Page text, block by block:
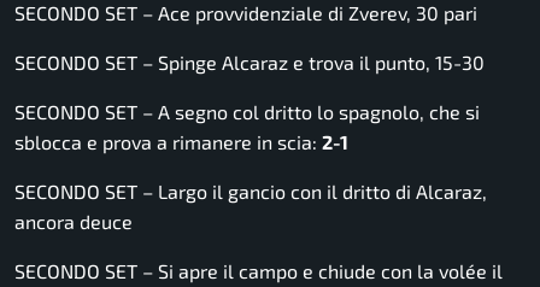
SECONDO SET – Ace provvidenziale di Zverev, 30 pari
SECONDO SET – Spinge Alcaraz e trova il punto, 15-30
SECONDO SET – A segno col dritto lo spagnolo, che si
sblocca e prova a rimanere in scia: 2-1
SECONDO SET – Largo il gancio con il dritto di Alcaraz,
ancora deuce
SECONDO SET – Si apre il campo e chiude con la volée il